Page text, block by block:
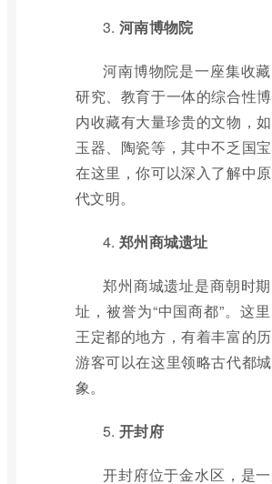
3. 河南博物院
河南博物院是一座集收藏
研究、教育于一体的综合性
内收藏有大量珍贵的文物，如
玉器、陶瓷等，其中不乏国宝
在这里，你可以深入了解中
代文明。
4. 郑州商城遗址
郑州商城遗址是商朝时
址，被誉为“中国商都”。这
王定都的地方，有着丰富的历
游客可以在这里领略古代都
象。
5. 开封府
开封府位于金水区，是